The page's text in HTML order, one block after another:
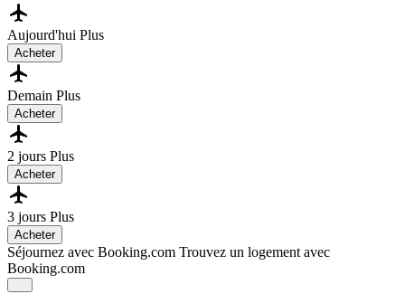
Aujourd'hui Plus
Acheter
Demain Plus
Acheter
2 jours Plus
Acheter
3 jours Plus
Acheter
Séjournez avec Booking.com Trouvez un logement avec
Booking.com